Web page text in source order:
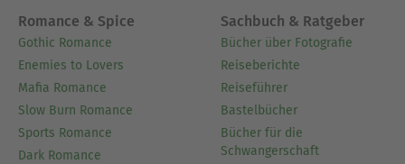
Romance & Spice
Gothic Romance
Enemies to Lovers
Mafia Romance
Slow Burn Romance
Sports Romance
Dark Romance
Sachbuch & Ratgeber
Bücher über Fotografie
Reiseberichte
Reiseführer
Bastelbücher
Bücher für die
Schwangerschaft